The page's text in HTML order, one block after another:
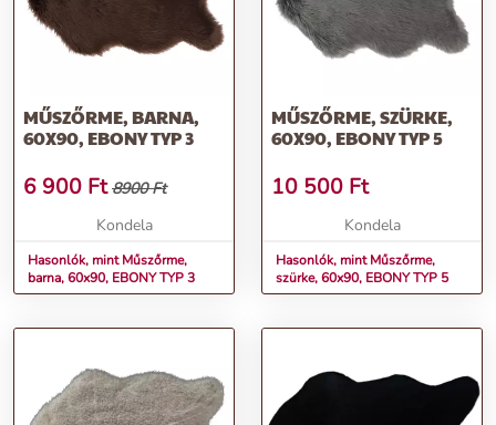
MŰSZŐRME, BARNA,
60X90, EBONY TYP 3
6 900 Ft 8900 Ft
Kondela
Hasonlók, mint Műszőrme,
barna, 60x90, EBONY TYP 3
MŰSZŐRME, SZÜRKE,
60X90, EBONY TYP 5
10 500 Ft
Kondela
Hasonlók, mint Műszőrme,
szürke, 60x90, EBONY TYP 5